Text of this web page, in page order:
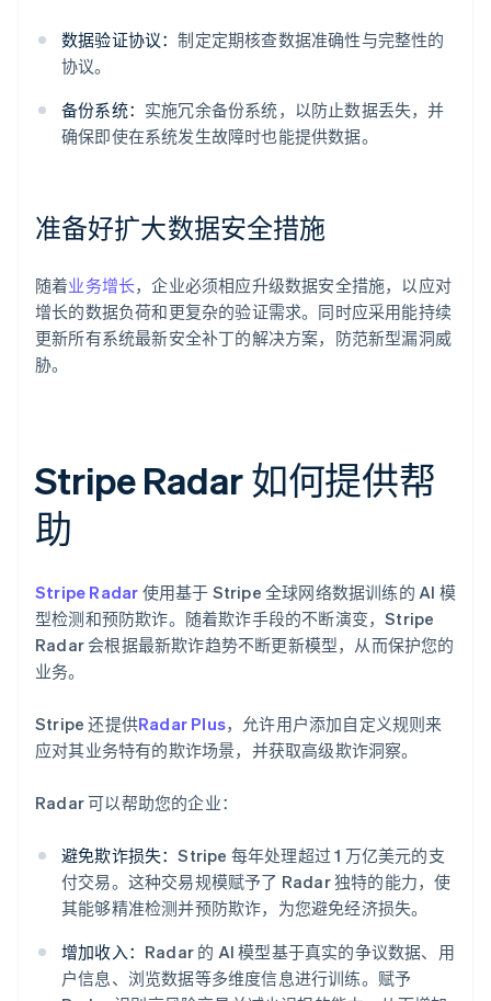
数据验证协议：制定定期核查数据准确性与完整性的
协议。
备份系统： 实施冗余备份系统，以防止数据丢失，并
确保即使在系统发生故障时也能提供数据。
准备好扩大数据安全措施
随着业务增长，企业必须相应升级数据安全措施，以应对
增长的数据负荷和更复杂的验证需求。同时应采用能持续
更新所有系统最新安全补丁的解决方案，防范新型漏洞威
胁。
Stripe Radar 如何提供帮
助
Stripe Radar 使用基于 Stripe 全球网络数据训练的 AI 模
型检测和预防欺诈。随着欺诈手段的不断演变，Stripe
Radar 会根据最新欺诈趋势不断更新模型，从而保护您的
业务。
Stripe 还提供Radar Plus，允许用户添加自定义规则来
应对其业务特有的欺诈场景，并获取高级欺诈洞察。
Radar 可以帮助您的企业：
避免欺诈损失：Stripe 每年处理超过 1 万亿美元的支
付交易。这种交易规模赋予了 Radar 独特的能力，使
其能够精准检测并预防欺诈，为您避免经济损失。
增加收入： Radar 的 AI 模型基于真实的争议数据、用
户信息、浏览数据等多维度信息进行训练。赋予
阿联酋
English
English
爱沙尼亚
English